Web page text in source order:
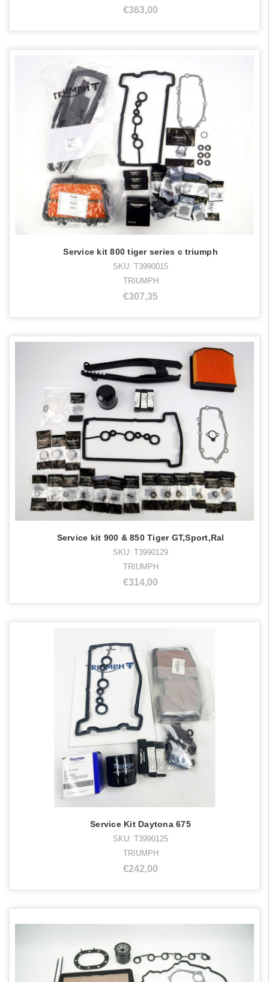
€363,00
Service kit 800 tiger series c triumph
SKU: T3990015
TRIUMPH
€307,35
Service kit 900 & 850 Tiger GT,Sport,Ral
SKU: T3990129
TRIUMPH
€314,00
Service Kit Daytona 675
SKU: T3990125
TRIUMPH
€242,00